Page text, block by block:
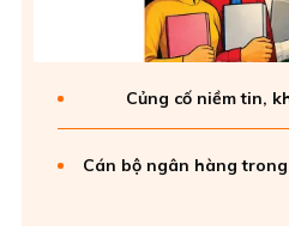
Củng cố niềm tin,
Cán bộ ngân hàng